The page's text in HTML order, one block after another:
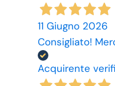
11 Giugno 2026
Consigliato!
Acquirente